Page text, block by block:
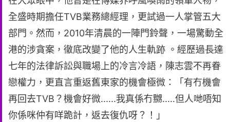
全盛時期擔任TVB業務總經理，更試過一人掌管五大
部門。然而，2010年清晨的一陣門鈴聲，一場驚動全
港的涉貪案，徹底改變了他的人生軌跡 。經歷過長達
七年的法律訴訟與職場上的冷言冷語，陳志雲不再眷
戀權力，更直言重返舊東家的機會極微：「有冇機會
再回去TVB？機會好微......我真係冇嬲.....但人哋唔知
你係咪仲有咩跪計，返去復仇呀？！」